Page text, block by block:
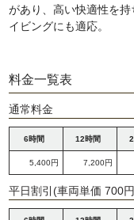
があり、高い快適性を
イビングにも適応。
料金一覧表
通常料金
6時間 12時間
5,400円 7,200円
平日割引(車両単価 700